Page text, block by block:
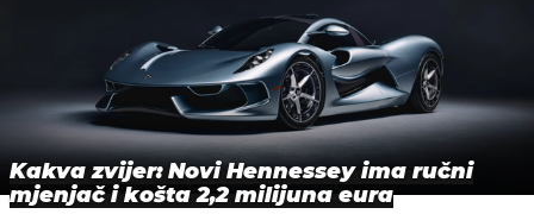
Kakva zvijer: Novi Hennessey ima ručni
mjenjač i košta 2,2 milijuna eura